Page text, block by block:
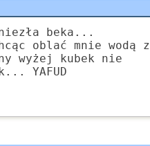
beka...
oblać mnie wodą z
wyżej kubek nie
YAFUD